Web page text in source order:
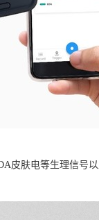
皮肤电等生理信号